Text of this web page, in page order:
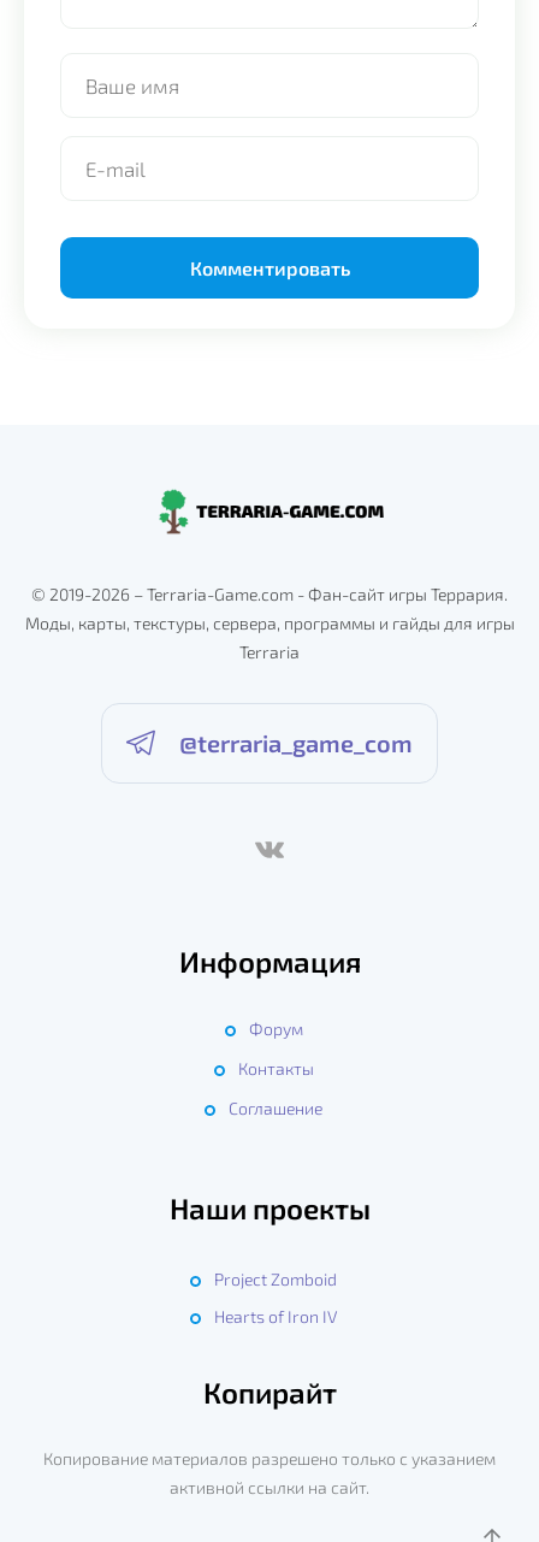
© 2019-2026 – Terraria-Game.com - Фан-сайт игры Террария.
Моды, карты, текстуры, сервера, программы и гайды для игры
Terraria
@terraria_game_com
Информация
Форум
Контакты
Соглашение
Наши проекты
Project Zomboid
Hearts of Iron IV
Копирайт
Копирование материалов разрешено только с указанием
активной ссылки на сайт.